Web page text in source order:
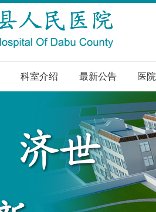
科室介绍 最新公告 医